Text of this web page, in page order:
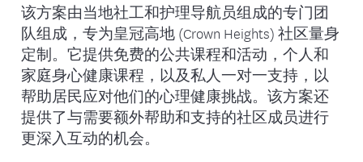
该方案由当地社工和护理导航员组成的专门团
队组成，专为皇冠高地 (Crown Heights) 社区量身
定制。它提供免费的公共课程和活动，个人和
家庭身心健康课程，以及私人一对一支持，以
帮助居民应对他们的心理健康挑战。该方案还
提供了与需要额外帮助和支持的社区成员进行
更深入互动的机会。